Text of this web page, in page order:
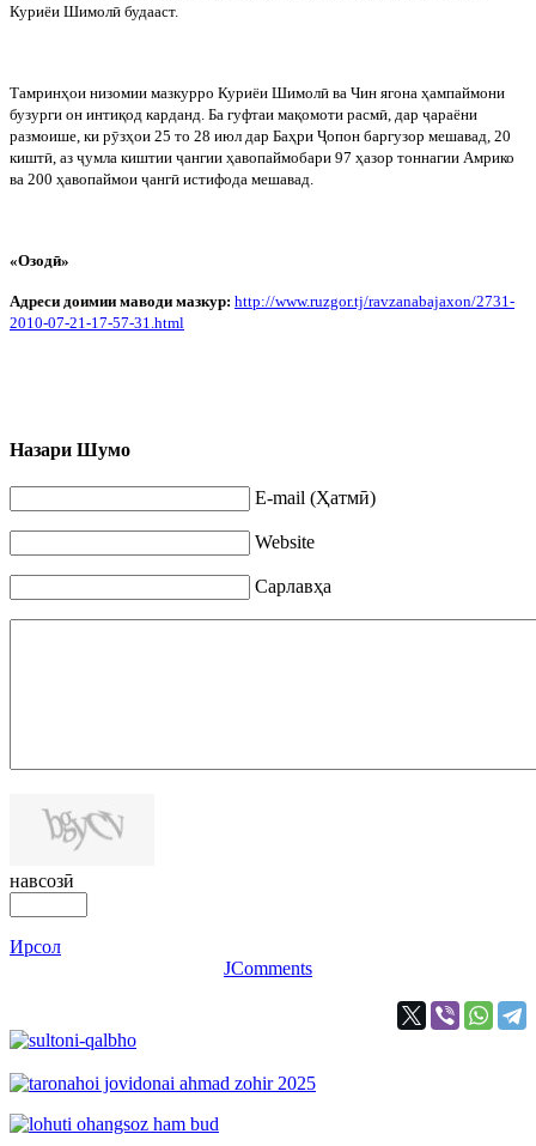
Куриёи Шимолӣ будааст.
Тамринҳои низомии мазкурро Куриёи Шимолӣ ва Чин ягона ҳампаймони
бузурги он интиқод карданд. Ба гуфтаи мақомоти расмӣ , дар ҷараёни
размоише, ки рӯзҳои 25 то 28 июл дар Баҳри Ҷопон баргузор мешавад, 20
киштӣ , аз ҷумла киштии ҷангии ҳавопаймобари 97 ҳазор тоннагии Амрико
ва 200 ҳавопаймои ҷангӣ истифода мешавад.
«Озодӣ»
Адреси доимии маводи мазкур: http://www.ruzgor.tj/ravzanabajaxon/2731-
2010-07-21-17-57-31. html
Назари Шумо
E-mail (Ҳатмӣ)
Website
Сарлавҳа
навсозӣ
Ирсол
JComments